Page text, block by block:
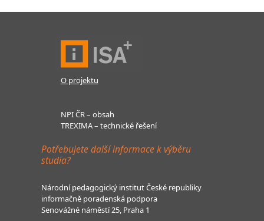
O projektu
NPI ČR – obsah
TREXIMA – technické řešení
Potřebujete další informace k výběru
studia?
Národní pedagogický institut České republiky
informačně poradenská podpora
Senovážné náměstí 25, Praha 1